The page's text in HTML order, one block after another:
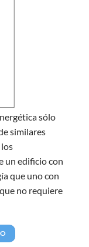
sólo
similares
un edificio con
que uno con
no requiere